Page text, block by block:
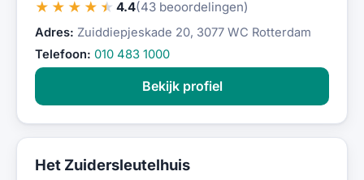
★★★★★ 4.4(43 beoordelingen)
Adres: Zuiddiepjeskade 20, 3077 WC Rotterdam
Telefoon: 010 483 1000
Bekijk profiel
Het Zuidersleutelhuis